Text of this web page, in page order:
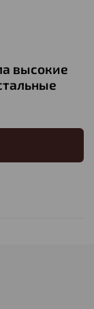
высокие